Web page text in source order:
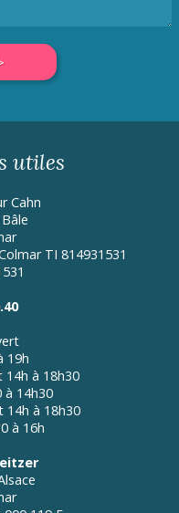
utiles
Cahn
TI 814931531
19h
14h à 18h30
à 14h30
14h à 18h30
à 16h